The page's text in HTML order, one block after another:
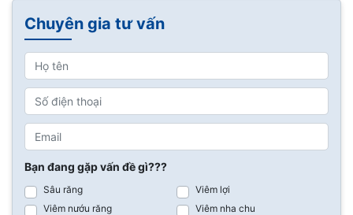
Chuyên gia tư vấn
Bạn đang gặp vấn đề gì???
Sâu răng
Viêm lợi
Viêm nướu răng
Viêm nha chu